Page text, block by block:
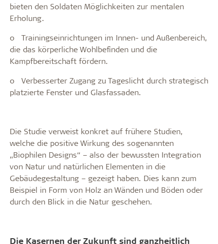
bieten den Soldaten Möglichkeiten zur mentalen
Erholung.
o Trainingseinrichtungen im Innen- und Außenbereich,
die das körperliche Wohlbefinden und die
Kampfbereitschaft fördern.
o Verbesserter Zugang zu Tageslicht durch strategisch
platzierte Fenster und Glasfassaden.
Die Studie verweist konkret auf frühere Studien,
welche die positive Wirkung des sogenannten
„Biophilen Designs“ – also der bewussten Integration
von Natur und natürlichen Elementen in die
Gebäudegestaltung – gezeigt haben. Dies kann zum
Beispiel in Form von Holz an Wänden und Böden oder
durch den Blick in die Natur geschehen.
Die Kasernen der Zukunft sind ganzheitlich